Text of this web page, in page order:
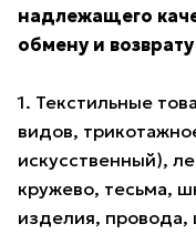
надлежащего
обмену и возврату
1. Текстильные
видов,
искусственный),
кружево, тесьма,
изделия,